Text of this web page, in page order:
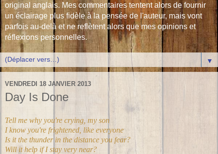
original anglais. Mes commentaires tentent alors de fournir
un éclairage plus fidèle à la pensée de l'auteur, mais vont
parfois au-delà et ne reflètent alors que mes opinions et
réflexions personnelles.
▼
VENDREDI 18 JANVIER 2013
Day Is Done
Tell me why you're crying, my son
I know you're frightened, like everyone
Is it the thunder in the distance you fear?
Will it help if I stay very near?